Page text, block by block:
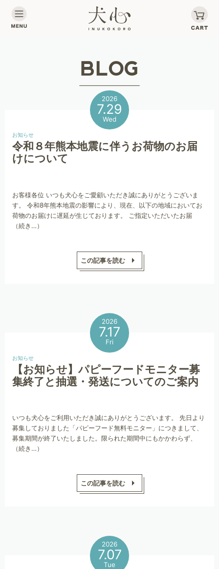
2026
7.29
Wed
お知らせ
令和８年熊本地震に伴うお荷物のお届
けについて
お客様各位 いつも犬心をご愛顧いただき誠にありがとうございま
す。 令和8年熊本地震の影響により、現在、以下の地域においてお
荷物のお届けに遅延が生じております。 ご指定いただいたお届
（続き…）
この記事を読む
2026
7.17
Fri
お知らせ
【お知らせ】パピーフードモニター募
集終了と抽選・発送についてのご案内
いつも犬心をご利用いただき誠にありがとうございます。 先日より
募集しておりました「パピーフード無料モニター」につきまして、
募集期間が終了いたしました。限られた期間中にもかかわらず、
（続き…）
この記事を読む
2026
7.07
Tue